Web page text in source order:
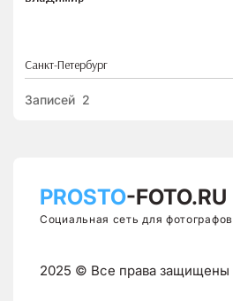
Санкт-Петербург
Записей 2
PROSTO-FOTO.RU
Социальная сеть для фотографов
2025 © Все права защищены